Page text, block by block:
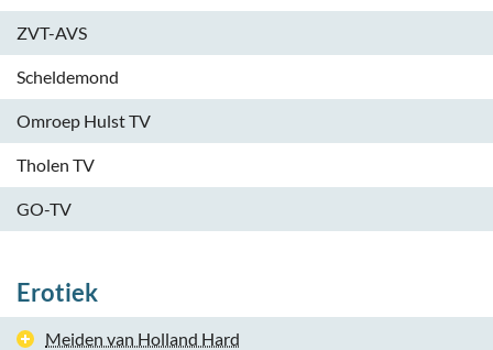
ZVT-AVS
Scheldemond
Omroep Hulst TV
Tholen TV
GO-TV
Erotiek
Meiden van Holland Hard